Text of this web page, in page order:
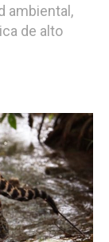
ambiental,
de alto